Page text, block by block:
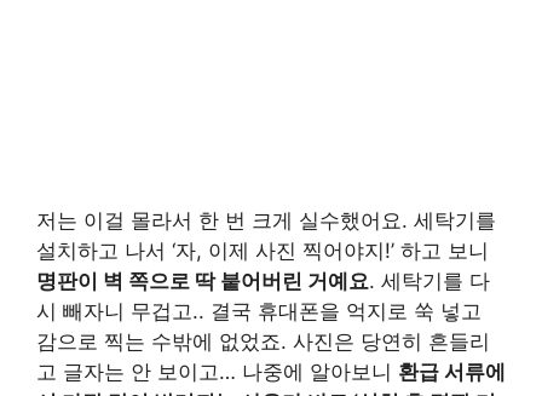
저는 이걸 몰라서 한 번 크게 실수했어요. 세탁기를
설치하고 나서 ‘자, 이제 사진 찍어야지!’ 하고 보니
명판이 벽 쪽으로 딱 붙어버린 거예요. 세탁기를 다
시 빼자니 무겁고.. 결국 휴대폰을 억지로 쑥 넣고
감으로 찍는 수밖에 없었죠. 사진은 당연히 흔들리
고 글자는 안 보이고… 나중에 알아보니 환급 서류에